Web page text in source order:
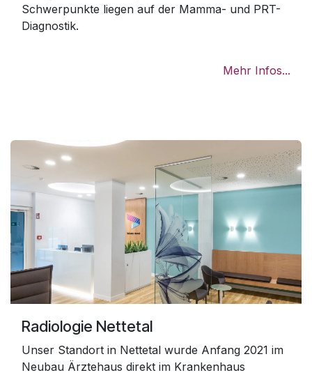
Schwerpunkte liegen auf der Mamma- und PRT-
Diagnostik.
Mehr Infos...
Radiologie Nette​tal
Unser Standort in Nettetal wurde Anfang 2021 im
Neubau Ärztehaus direkt im Krankenhaus